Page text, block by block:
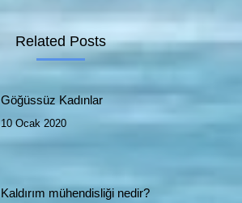
Related Posts
Göğüssüz Kadınlar
10 Ocak 2020
Kaldırım mühendisliği nedir?